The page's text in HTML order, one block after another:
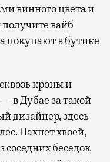
винного цвета и
вайб
покупают в бутике
кроны и
в Дубае за такой
дизайнер, здесь
Пахнет хвоей,
беседок